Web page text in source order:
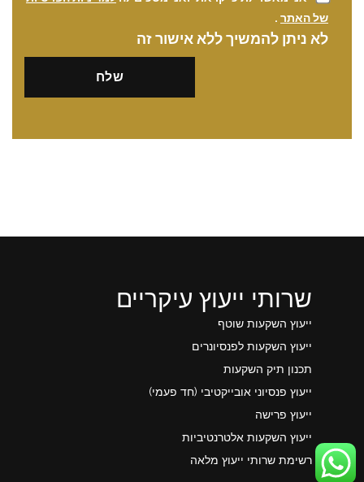
של האתר .
לא ניתן להמשיך ללא אישור זה
שרותי ייעוץ עיקריים
ייעוץ השקעות שוטף
ייעוץ השקעות לפנסיונרים
תכנון תיק השקעות
ייעוץ פנסיוני אובייקטיבי (חד פעמי)
ייעוץ פרישה
ייעוץ השקעות אלטרנטיביות
רשימת שרותי ייעוץ מלאה